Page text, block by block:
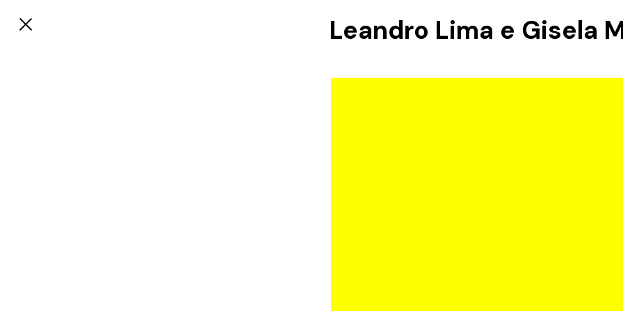
Leandro Lima e Gisela